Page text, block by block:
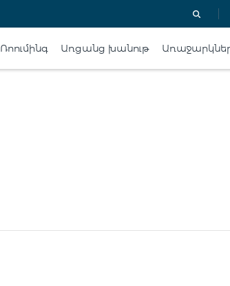
Ռոումինգ Առցանց խանութ